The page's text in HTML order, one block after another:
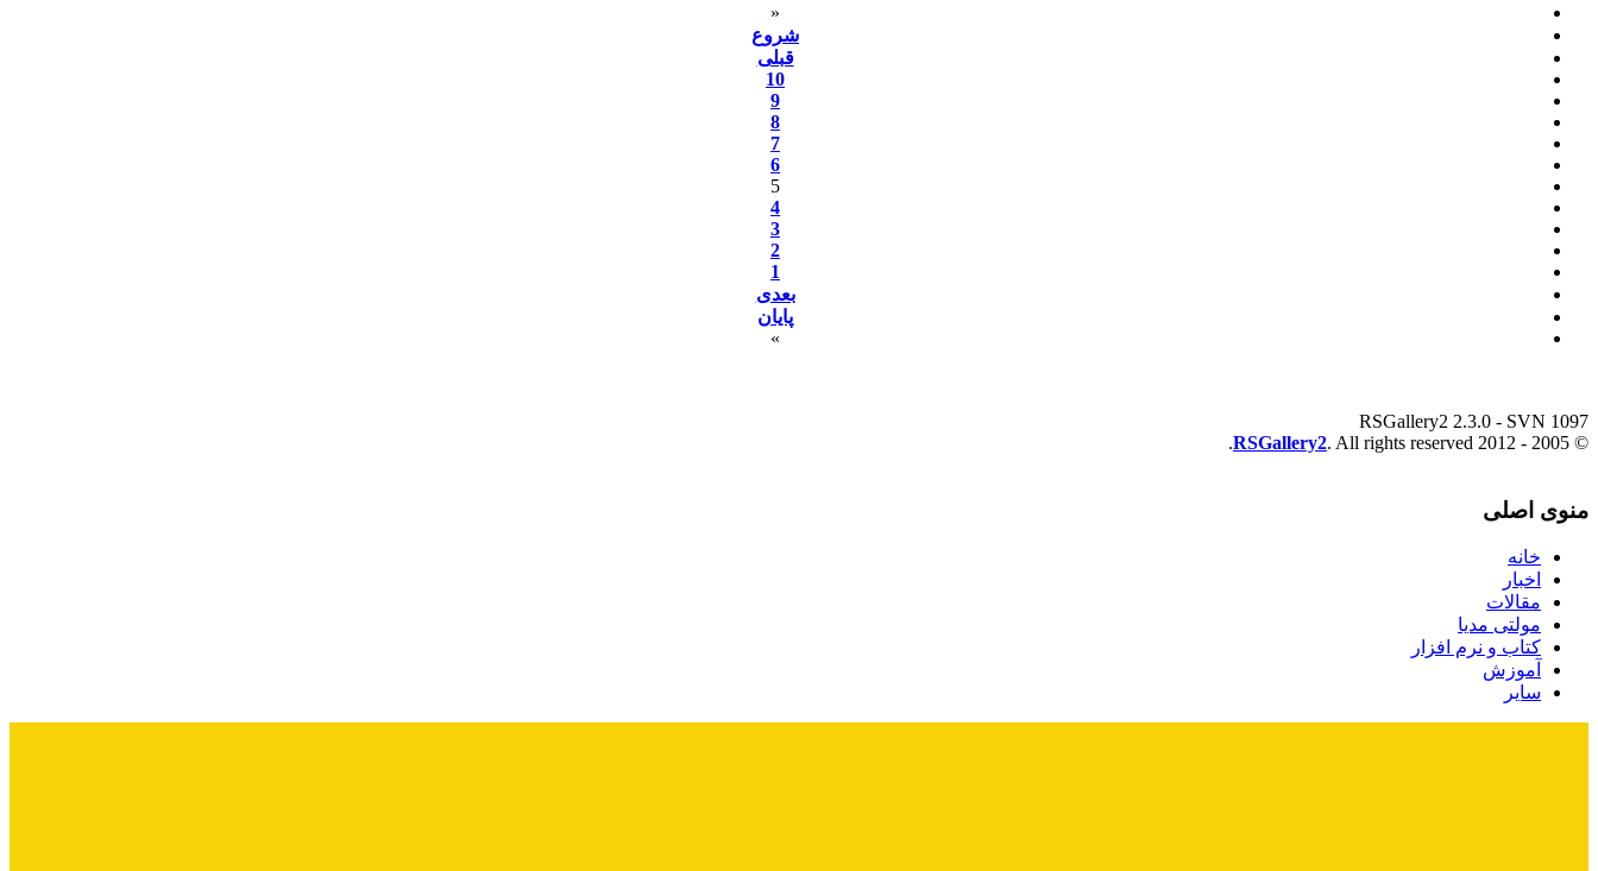
«
شروع
قبلی
10
9
8
7
6
5
4
3
2
1
بعدی
پایان
»
RSGallery2 2.3.0 - SVN 1097
© 2005 - 2012
RSGallery2. All rights reserved.
منوی اصلی
خانه
اخبار
مقالات
مولتی مدیا
کتاب و نرم افزار
آموزش
سایر